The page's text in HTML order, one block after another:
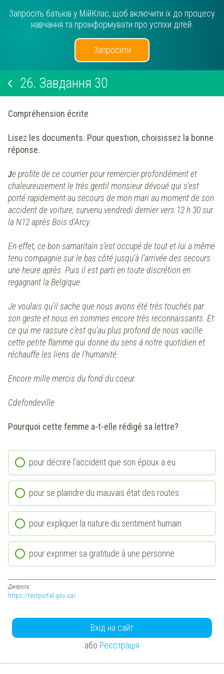
Запросіть батьків у МійКлас, щоб включити їх до процесу
навчання та проінформувати про успіхи дітей.
Запросити
26. Завдання 30
Compréhension écrite
Lisez les documents. Pour question, choisissez la bonne
réponse.
Je profite de ce courrier pour remercier profondément et
chaleureusement le très gentil monsieur dévoué qui s'est
porté rapidement au secours de mon mari au moment de son
accident de voiture, survenu vendredi dernier vers 12 h 30 sur
la N12 après Bois d’Arcy.
En effet, ce bon samaritain s’est occupé de tout et lui a même
tenu compagnie sur le bas côté jusqu’à l’arrivée des secours
une heure après. Puis il est parti en toute discrétion en
regagnant la Belgique.
Je voulais qu’il sache que nous avons été très touchés par
son geste et nous en sommes encore très reconnaissants. Et
ce qui me rassure c’est qu’au plus profond de nous vacille
cette petite flamme qui donne du sens à notre quotidien et
réchauffe les liens de l’humanité.
Encore mille mercis du fond du coeur.
Cdefondeville
Pourquoi cette femme a-t-elle rédigé sa lettre?
pour décrire l’accident que son époux a eu
pour se plaindre du mauvais état des routes
pour expliquer la nature du sentiment humain
pour exprimer sa gratitude à une personne
Джерела:
https://testportal.gov.ua/
Вхід на сайт
або Реєстрація